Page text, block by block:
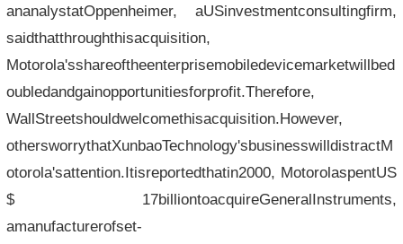
ananalystatOppenheimer, aUSinvestmentconsultingfirm,
saidthatthroughthisacquisition,
Motorola'sshareoftheenterprisemobiledevicemarketwillbed
oubledandgainopportunitiesforprofit.Therefore,
WallStreetshouldwelcomethisacquisition.However,
othersworrythatXunbaoTechnology'sbusinesswilldistractM
otorola'sattention.Itisreportedthatin2000, MotorolaspentUS
$ 17billiontoacquireGeneralInstruments,
amanufacturerofset-